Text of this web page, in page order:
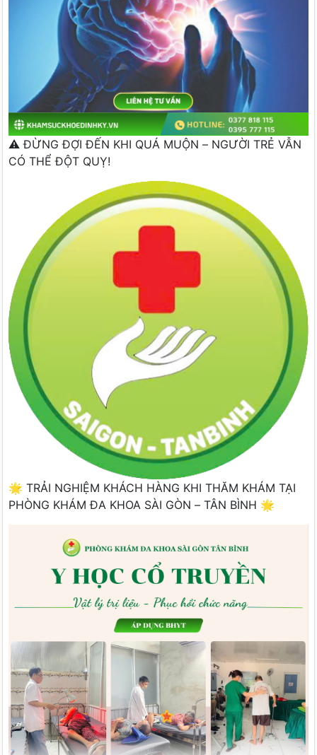
⚠️ ĐỪNG ĐỢI ĐẾN KHI QUÁ MUỘN – NGƯỜI TRẺ VẪN
CÓ THỂ ĐỘT QUỴ!
🌟 TRẢI NGHIỆM KHÁCH HÀNG KHI THĂM KHÁM TẠI
PHÒNG KHÁM ĐA KHOA SÀI GÒN – TÂN BÌNH 🌟